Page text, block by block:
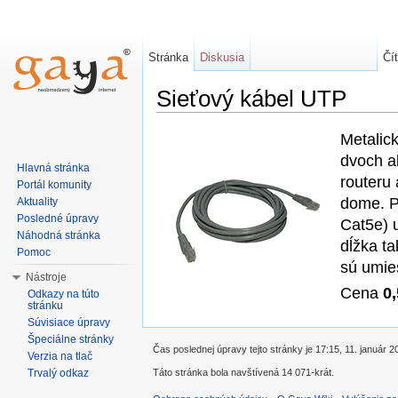
Sieťový kábel UTP
dvoch
routeru
dome.
Cat5e)
dĺžka
sú
Cena
Stránka Diskusia
Hlavná stránka
Portál komunity
Aktuality
Posledné úpravy
Náhodná stránka
Pomoc
Nástroje
Odkazy na túto
stránku
Súvisiace úpravy
Špeciálne stránky
Verzia na tlač
Trvalý odkaz
Čas poslednej úpravy tejto stránky je 17:15, 11. január
Táto stránka bola navštívená 14 071-krát.